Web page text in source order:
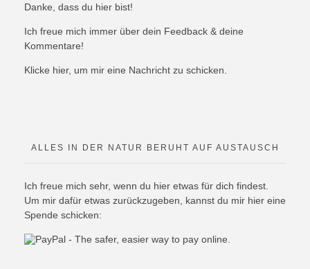
Danke, dass du hier bist!
Ich freue mich immer über dein Feedback & deine
Kommentare!
Klicke hier, um mir eine Nachricht zu schicken.
ALLES IN DER NATUR BERUHT AUF AUSTAUSCH
Ich freue mich sehr, wenn du hier etwas für dich findest.
Um mir dafür etwas zurückzugeben, kannst du mir hier eine
Spende schicken: